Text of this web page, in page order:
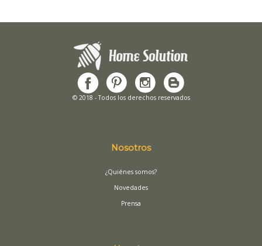
© 2018 - Todos los derechos reservados
Nosotros
¿Quiénes somos?
Novedades
Prensa